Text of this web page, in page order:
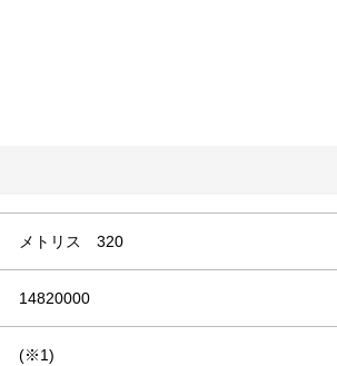
メトリス 320
14820000
(※1)